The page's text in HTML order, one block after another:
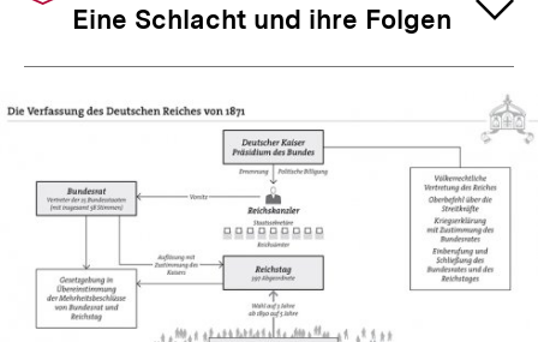
Eine Schlacht und ihre Folgen
In
Lightbox
öffnen